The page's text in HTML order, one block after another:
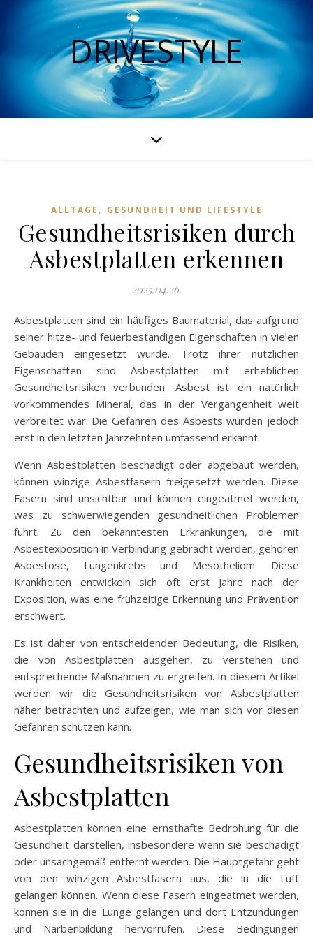
DRIVESTYLE
ALLTAGE , GESUNDHEIT UND LIFESTYLE
Gesundheitsrisiken durch
Asbestplatten erkennen
2025.04.26.
Asbestplatten sind ein häufiges Baumaterial, das aufgrund
seiner hitze- und feuerbeständigen Eigenschaften in vielen
Gebäuden eingesetzt wurde. Trotz ihrer nützlichen
Eigenschaften sind Asbestplatten mit erheblichen
Gesundheitsrisiken verbunden. Asbest ist ein natürlich
vorkommendes Mineral, das in der Vergangenheit weit
verbreitet war. Die Gefahren des Asbests wurden jedoch
erst in den letzten Jahrzehnten umfassend erkannt.
Wenn Asbestplatten beschädigt oder abgebaut werden,
können winzige Asbestfasern freigesetzt werden. Diese
Fasern sind unsichtbar und können eingeatmet werden,
was zu schwerwiegenden gesundheitlichen Problemen
führt. Zu den bekanntesten Erkrankungen, die mit
Asbestexposition in Verbindung gebracht werden, gehören
Asbestose, Lungenkrebs und Mesotheliom. Diese
Krankheiten entwickeln sich oft erst Jahre nach der
Exposition, was eine frühzeitige Erkennung und Prävention
erschwert.
Es ist daher von entscheidender Bedeutung, die Risiken,
die von Asbestplatten ausgehen, zu verstehen und
entsprechende Maßnahmen zu ergreifen. In diesem Artikel
werden wir die Gesundheitsrisiken von Asbestplatten
näher betrachten und aufzeigen, wie man sich vor diesen
Gefahren schützen kann.
Gesundheitsrisiken von
Asbestplatten
Asbestplatten können eine ernsthafte Bedrohung für die
Gesundheit darstellen, insbesondere wenn sie beschädigt
oder unsachgemäß entfernt werden. Die Hauptgefahr geht
von den winzigen Asbestfasern aus, die in die Luft
gelangen können. Wenn diese Fasern eingeatmet werden,
können sie in die Lunge gelangen und dort Entzündungen
und Narbenbildung hervorrufen. Diese Bedingungen